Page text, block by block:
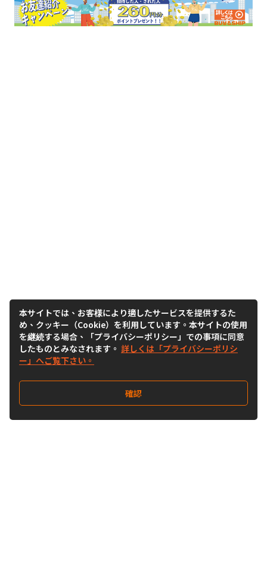
本サイトでは、お客様により適したサービスを提供するた
め、クッキー（Cookie）を利用しています。本サイトの使用
を継続する場合、「プライバシーポリシー」での事項に同意
したものとみなされます。 詳しくは「プライバシーポリシ
ー」へご覧下さい。
確認